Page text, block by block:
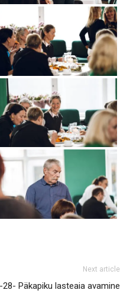
Next article
Päkapiku lasteaia avamine